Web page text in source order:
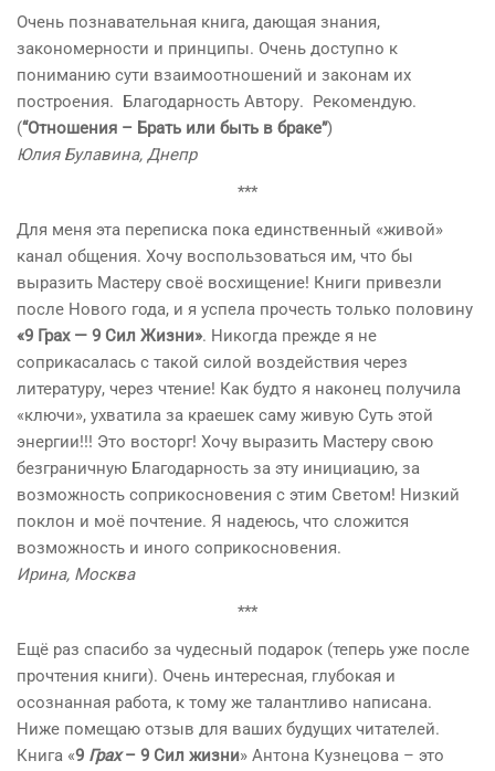
Очень познавательная книга, дающая знания,
закономерности и принципы. Очень доступно к
пониманию сути взаимоотношений и законам их
построения. Благодарность Автору. Рекомендую.
(“Отношения – Брать или быть в браке”)
Юлия Булавина, Днепр
***
Для меня эта переписка пока единственный «живой»
канал общения. Хочу воспользоваться им, что бы
выразить Мастеру своё восхищение! Книги привезли
после Нового года, и я успела прочесть только половину
«9 Грах — 9 Сил Жизни». Никогда прежде я не
соприкасалась с такой силой воздействия через
литературу, через чтение! Как будто я наконец получила
«ключи», ухватила за краешек саму живую Суть этой
энергии!!! Это восторг! Хочу выразить Мастеру свою
безграничную Благодарность за эту инициацию, за
возможность соприкосновения с этим Светом! Низкий
поклон и моё почтение. Я надеюсь, что сложится
возможность и иного соприкосновения.
Ирина, Москва
***
Ещё раз спасибо за чудесный подарок (теперь уже после
прочтения книги). Очень интересная, глубокая и
осознанная работа, к тому же талантливо написана.
Ниже помещаю отзыв для ваших будущих читателей.
Книга «9 Грах– 9 Сил жизни» Антона Кузнецова – это